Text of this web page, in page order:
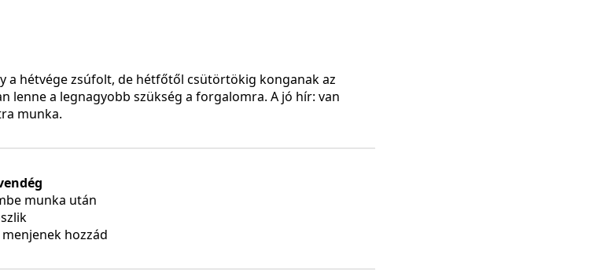
a hétvége zsúfolt, de hétfőtől csütörtökig konganak az
lenne a legnagyobb szükség a forgalomra. A jó hír: van
munka.
munka után
hozzád